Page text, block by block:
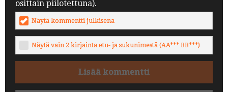
osittain piilotettuna).
Näytä kommentti julkisena
Näytä vain 2 kirjainta etu- ja sukunimestä (AA*** BB***)
Lisää kommentti